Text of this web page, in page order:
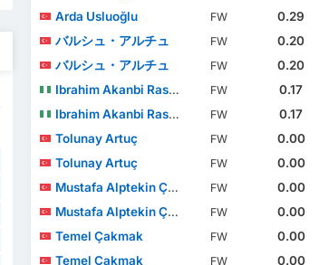
Arda Usluoğlu
FW
0.29
バルシュ・アルチュ
FW
0.20
バルシュ・アルチュ
FW
0.20
Ibrahim Akanbi Rasheed
FW
0.17
Ibrahim Akanbi Rasheed
FW
0.17
Tolunay Artuç
FW
0.00
Tolunay Artuç
FW
0.00
Mustafa Alptekin Çaylı
FW
0.00
Mustafa Alptekin Çaylı
FW
0.00
Temel Çakmak
FW
0.00
Temel Çakmak
FW
0.00